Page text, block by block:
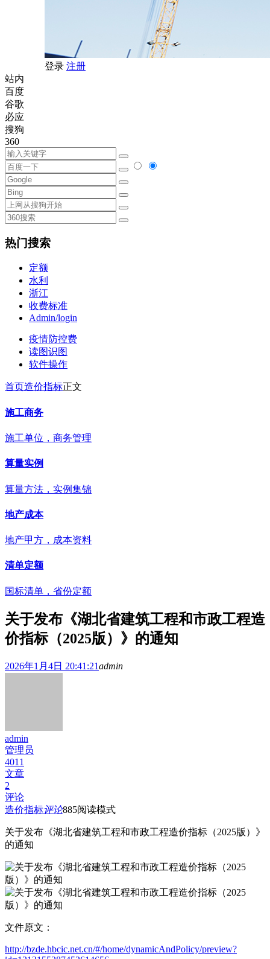
登录 注册
站内
百度
谷歌
必应
搜狗
360
热门搜索
定额
水利
浙江
收费标准
Admin/login
疫情防控费
读图识图
软件操作
首页造价指标正文
施工商务
施工单位，商务管理
算量实例
算量方法，实例集锦
地产成本
地产甲方，成本资料
清单定额
国标清单，省份定额
关于发布《湖北省建筑工程和市政工程造
价指标（2025版）》的通知
2026年1月4日 20:41:21admin
admin
管理员
4011
文章
2
评论
造价指标评论885阅读模式
关于发布《湖北省建筑工程和市政工程造价指标（2025版）》
的通知
文件原文：
http://bzde.hbcic.net.cn/#/home/dynamicAndPolicy/preview?